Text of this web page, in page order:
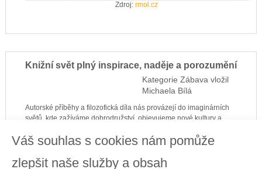
Váš souhlas s cookies nám pomůže
zlepšit naše služby a obsah
Zdroj:rmol.cz
Knižní svět plný inspirace, naděje a porozumění
Kategorie Zábava vložil
Michaela Bílá
Autorské příběhy a filozofická díla nás provázejí do imaginárních
světů, kde zažíváme dobrodružství, objevujeme nové kultury a
myšlenky, inspiraci i motivaci. V těžkých chvílích nám mohou dodat
připomenout, že každý problém má řešení